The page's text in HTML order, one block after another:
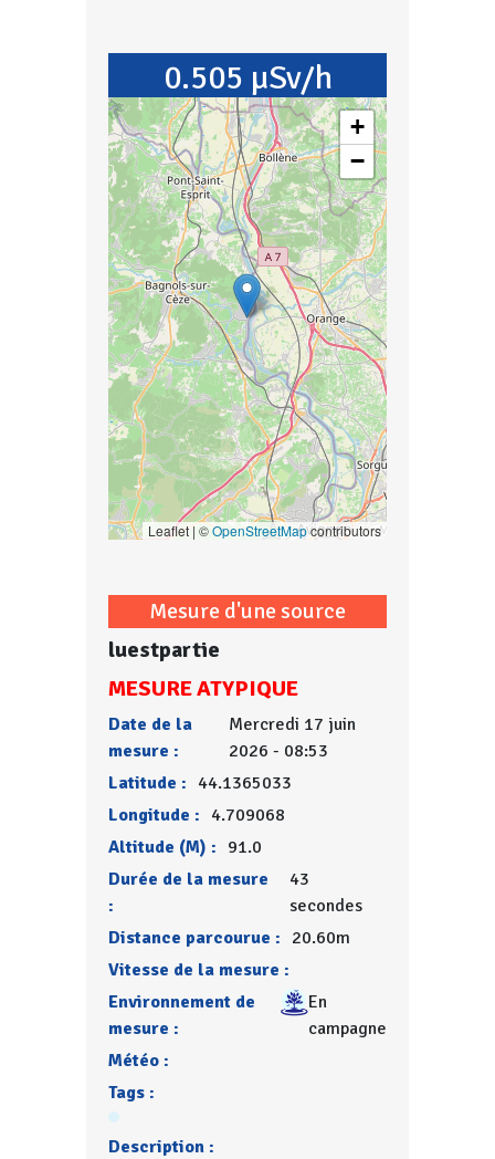
0.505 µSv/h
+
−
Leaflet | ©OpenStreetMapcontributors
Mesure d'une source
luestpartie
MESURE ATYPIQUE
Date de la
mesure :
Mercredi 17 juin
2026 - 08:53
Latitude : 44.1365033
Longitude : 4.709068
Altitude (M) : 91.0
Durée de la mesure
:
43
secondes
Distance parcourue : 20.60m
Vitesse de la mesure :
Environnement de
mesure :
En
campagne
Météo :
Tags :
Description :